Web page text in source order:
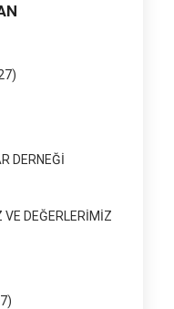
DERNEĞİ
DEĞERLERİMİZ